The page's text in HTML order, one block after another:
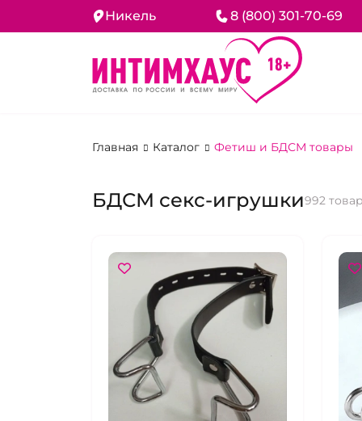
Никель 8 (800) 301-70-69
Главная Каталог Фетиш и БДСМ товары
БДСМ секс-игрушки992